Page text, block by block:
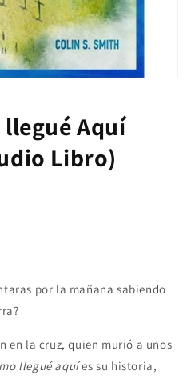
llegué Aquí
Libro)
por la mañana sabiendo
en la cruz, quien murió a unos
llegué aquíes su historia,